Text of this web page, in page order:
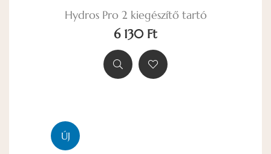
Hydros Pro 2 kiegészítő tartó
6 130 Ft
ÚJ